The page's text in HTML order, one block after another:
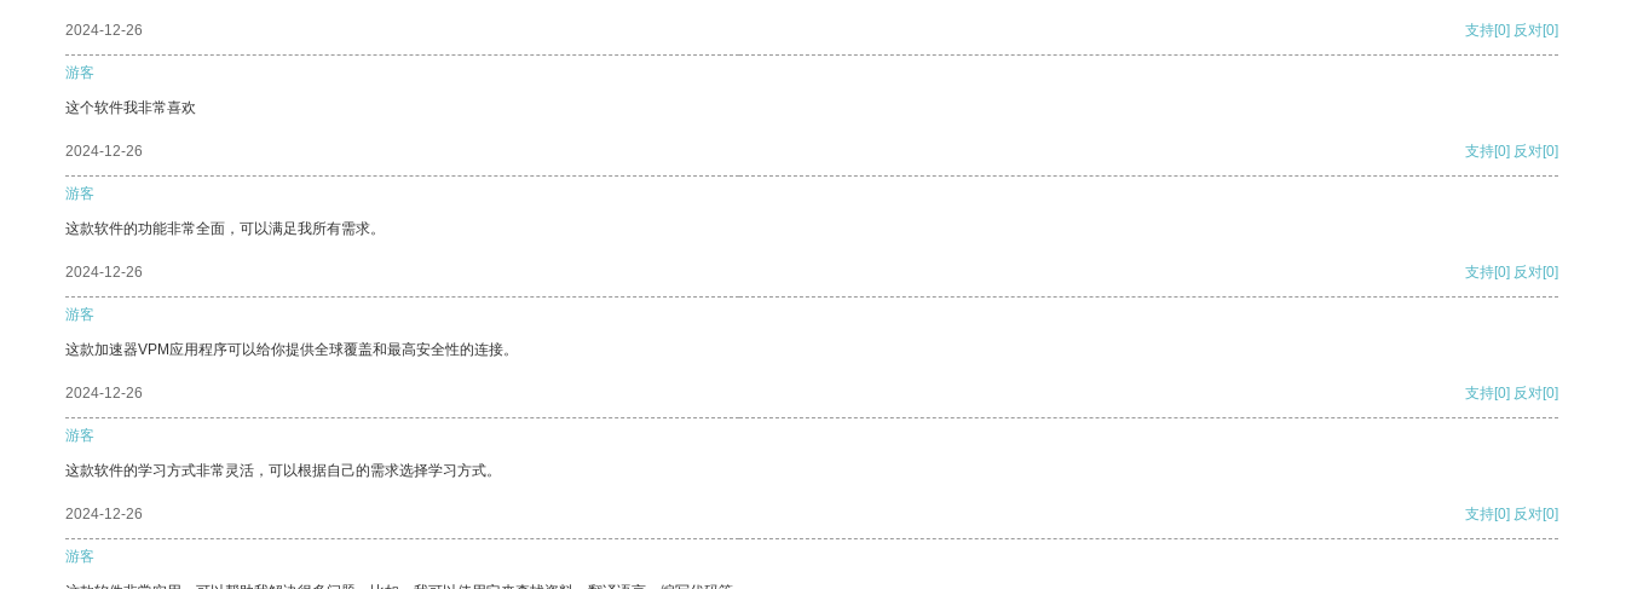
2024-12-26 支持[0] 反对[0]
游客
这个软件我非常喜欢
2024-12-26 支持[0] 反对[0]
游客
这款软件的功能非常全面，可以满足我所有需求。
2024-12-26 支持[0] 反对[0]
游客
这款加速器VPM应用程序可以给你提供全球覆盖和最高安全性的连接。
2024-12-26 支持[0] 反对[0]
游客
这款软件的学习方式非常灵活，可以根据自己的需求选择学习方式。
2024-12-26 支持[0] 反对[0]
游客